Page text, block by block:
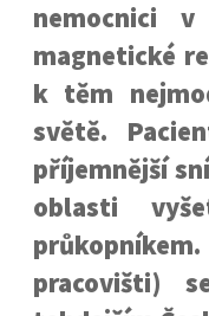
nemocnici
magnetické
k těm
světě.
příjemnější
oblasti
pracovišti)